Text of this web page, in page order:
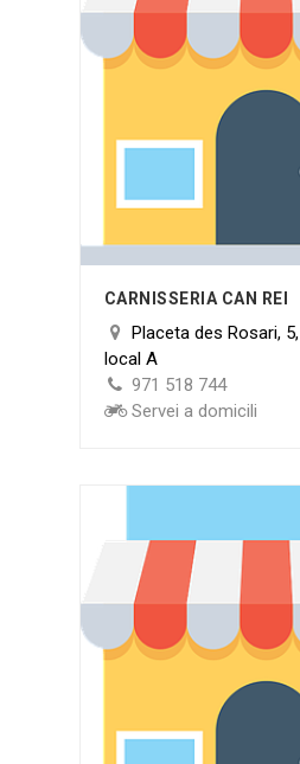
CARNISSERIA CAN REI
Placeta des Rosari, 5,
local A
971 518 744
Servei a domicili